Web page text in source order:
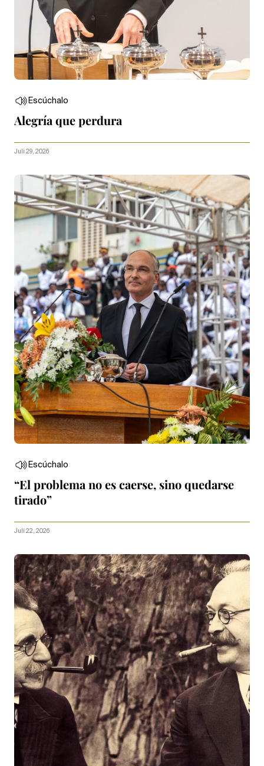
Escúchalo
Alegría que perdura
Juli 29, 2026
Escúchalo
“El problema no es caerse, sino quedarse
tirado”
Juli 22, 2026